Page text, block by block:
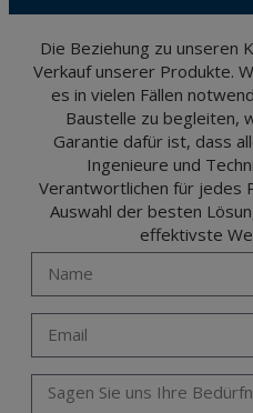
and opposition under the provisions of
Portalada II | c/ Segador 13, 26006 |
Die Beziehung zu unseren
Verkauf unserer Produkte.
es in vielen Fällen
Baustelle zu begleiten,
Garantie dafür ist, dass
Ingenieure und
Verantwortlichen für jedes
Auswahl der besten
effektivste